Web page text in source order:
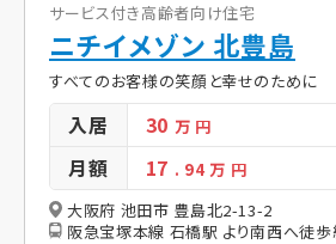
サービス付き高齢者向け住宅
ニチイメゾン 北豊島
すべてのお客様の笑顔と幸せのために
入居 30万 円
月額 17 . 94万 円
大阪府 池田市 豊島北2-13-2
阪急宝塚本線 石橋駅 より南西へ徒